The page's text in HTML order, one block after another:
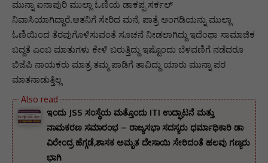
ಮುನ್ನಾ ಐನಾಪುರಿ ಮುಲ್ಲಾ ಓಣಿಯ ಡಾಕಪ್ಪ ಸರ್ಕಲ್
ನಿವಾಸಿಯಾಗಿದ್ದಾರೆ.ಆತನಿಗೆ ಸೇರಿದ ಮನೆ, ಪಾತ್ರೆ ಅಂಗಡಿಯನ್ನು ಮುಲ್ಲಾ
ಓಣಿಯಿಂದ ತೆರವುಗೊಳಿಸುವಂತೆ ಸೂಚನೆ ನೀಡಲಾಗಿದ್ದು ಇದೆಂಥಾ ಸಾಮಾಜಿಕ
ಬದ್ದತೆ ಎಂಬ ಮಾತುಗಳು ಕೇಳಿ ಬರುತ್ತಿದ್ದು ಇಷ್ಟೊಂದು ಬೆಳವಣಿಗೆ ನಡೆದರೂ
ಬಿಜೆಪಿ ನಾಯಕರು ಮಾತ್ರ ತಮ್ಮ ಪಾಡಿಗೆ ತಾವಿದ್ದು ಯಾರು ಮುನ್ನಾ ಪರ
ಮಾತನಾಡುತ್ತಿಲ್ಲ
ಇಂದು JSS ಸಂಸ್ಥೆಯ ಮತ್ತೊಂದು ITI ಉದ್ಘಾಟನೆ ಮತ್ತು
ನಾಮಕರಣ ಸಮಾರಂಭ – ರಾಜ್ಯಸಭಾ ಸದಸ್ಯರು ಧರ್ಮಾಧಿಕಾರಿ ಡಾ
ವಿರೇಂದ್ರ ಹೆಗ್ಗಡೆ,ಶಾಸಕ ಅಮೃತ ದೇಸಾಯಿ ಸೇರಿದಂತೆ ಹಲವು ಗಣ್ಯರು
ಭಾಗಿ